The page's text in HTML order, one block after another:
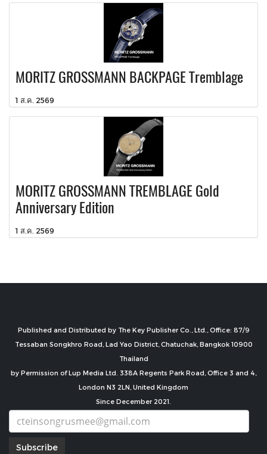
MORITZ GROSSMANN BACKPAGE Tremblage
1 ส.ค. 2569
MORITZ GROSSMANN TREMBLAGE Gold
Anniversary Edition
1 ส.ค. 2569
Published and Distributed by The Key Publisher Co., Ltd., Office: 87/9
Tessaban Songkhro Road, Lad Yao District, Chatuchak, Bangkok 10900
Thailand
by Permission of Lup Media Ltd. 338A Regents Park Road, Office 3 and 4,
London N3 2LN, United Kingdom
Since December 2021.
Subscribe